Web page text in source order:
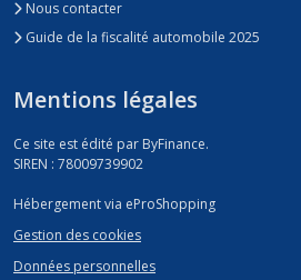
Nous contacter
Guide de la fiscalité automobile 2025
Mentions légales
Ce site est édité par ByFinance.
SIREN : 78009739902
Hébergement via eProShopping
Gestion des cookies
Données personnelles